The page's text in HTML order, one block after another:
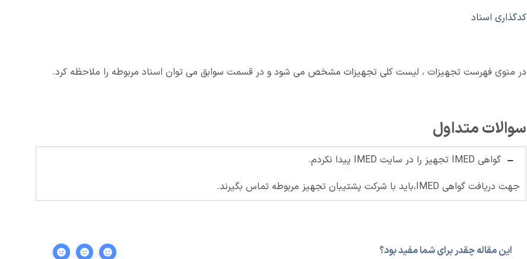
کدگذاری اسناد
در منوی فهرست تجهیزات ، لیست کلی تجهیزات مشخص می شود و در قسمت سوابق می توان اسناد مربوطه را ملاحظه کرد.
سوالات متداول
گواهی IMED تجهیز را در سایت IMED پیدا نکردم.
جهت دریافت گواهی IMED،باید با شرکت پشتیبان تجهیز مربوطه تماس بگیرند.
این مقاله چقدر برای شما مفید بود؟